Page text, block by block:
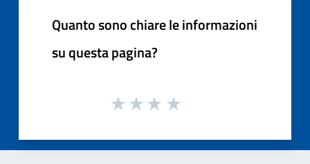
Quanto sono chiare le informazioni
su questa pagina?